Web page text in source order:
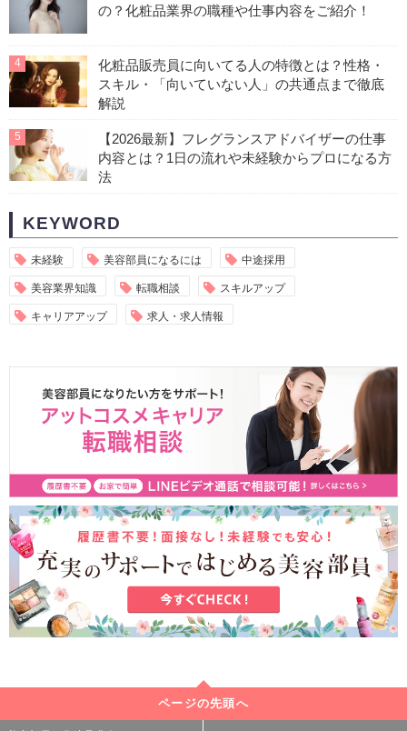
の？化粧品業界の職種や仕事内容をご紹介！
4
化粧品販売員に向いてる人の特徴とは？性格・
スキル・「向いていない人」の共通点まで徹底
解説
5
【2026最新】フレグランスアドバイザーの仕事
内容とは？1日の流れや未経験からプロになる方
法
KEYWORD
未経験 美容部員になるには 中途採用
美容業界知識 転職相談 スキルアップ
キャリアアップ 求人・求人情報
ページの先頭へ